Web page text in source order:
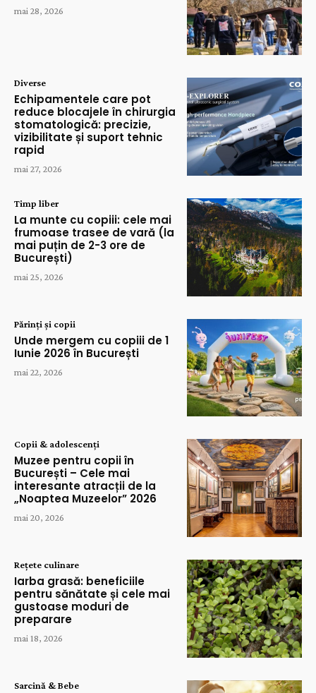
mai 28, 2026
Diverse
Echipamentele care pot
reduce blocajele în chirurgia
stomatologică: precizie,
vizibilitate și suport tehnic
rapid
mai 27, 2026
Timp liber
La munte cu copiii: cele mai
frumoase trasee de vară (la
mai puțin de 2-3 ore de
București)
mai 25, 2026
Părinți și copii
Unde mergem cu copiii de 1
Iunie 2026 în București
mai 22, 2026
Copii & adolescenți
Muzee pentru copii în
București – Cele mai
interesante atracții de la
„Noaptea Muzeelor” 2026
mai 20, 2026
Rețete culinare
Iarba grasă: beneficiile
pentru sănătate și cele mai
gustoase moduri de
preparare
mai 18, 2026
Sarcină & Bebe